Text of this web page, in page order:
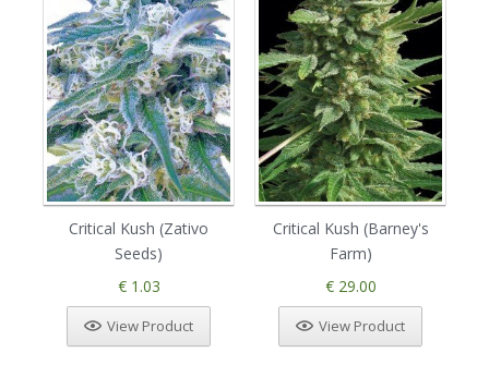
Critical Kush (Zativo
Seeds)
€ 1.03
View Product
Critical Kush (Barney's
Farm)
€ 29.00
View Product